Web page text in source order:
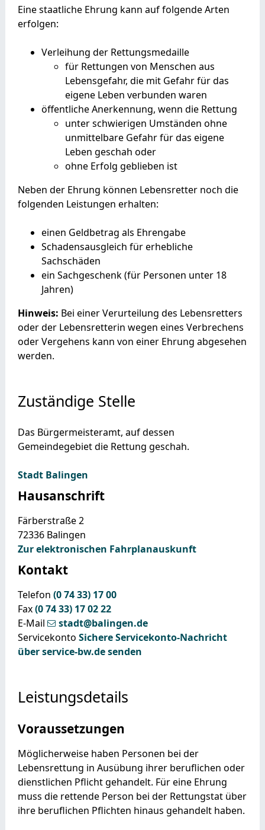
Eine staatliche Ehrung kann auf folgende Arten
erfolgen:
Verleihung der Rettungsmedaille
für Rettungen von Menschen aus
Lebensgefahr, die mit Gefahr für das
eigene Leben verbunden waren
öffentliche Anerkennung, wenn die Rettung
unter schwierigen Umständen ohne
unmittelbare Gefahr für das eigene
Leben geschah oder
ohne Erfolg geblieben ist
Neben der Ehrung können Lebensretter noch die
folgenden Leistungen erhalten:
einen Geldbetrag als Ehrengabe
Schadensausgleich für erhebliche
Sachschäden
ein Sachgeschenk (für Personen unter 18
Jahren)
Hinweis: Bei einer Verurteilung des Lebensretters
oder der Lebensretterin wegen eines Verbrechens
oder Vergehens kann von einer Ehrung abgesehen
werden.
Zuständige Stelle
Das Bürgermeisteramt, auf dessen
Gemeindegebiet die Rettung geschah.
Stadt Balingen
Hausanschrift
Färberstraße 2
72336 Balingen
Zur elektronischen Fahrplanauskunft
Kontakt
Telefon (07433) 1700
Fax(07433) 170222
E-Mail
stadt@balingen.de
Servicekonto Sichere Servicekonto-Nachricht
über service-bw.de senden
Leistungsdetails
Voraussetzungen
Möglicherweise haben Personen bei der
Lebensrettung in Ausübung ihrer beruflichen oder
dienstlichen Pflicht gehandelt. Für eine Ehrung
muss die rettende Person bei der Rettungstat über
ihre beruflichen Pflichten hinaus gehandelt haben.